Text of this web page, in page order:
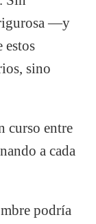
—y
estos
sino
curso entre
a cada
podría